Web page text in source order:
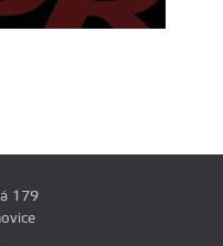
179